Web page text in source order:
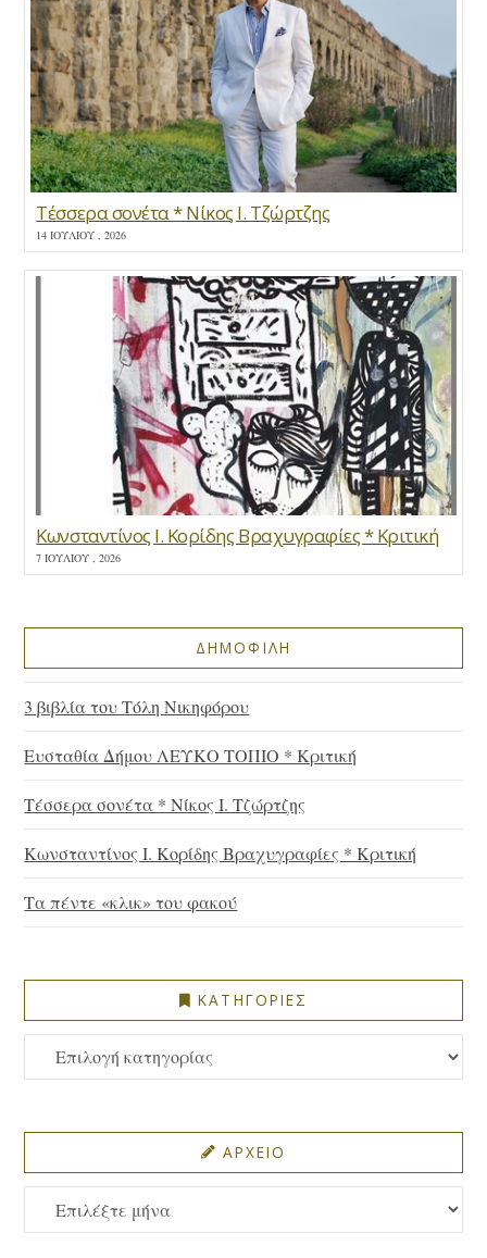
Τέσσερα σονέτα * Νίκος Ι. Τζώρτζης
14 ΙΟΥΛΊΟΥ , 2026
Κωνσταντίνος Ι. Κορίδης Βραχυγραφίες * Κριτική
7 ΙΟΥΛΊΟΥ , 2026
ΔΗΜΟΦΙΛΗ
3 βιβλία του Τόλη Νικηφόρου
Ευσταθία Δήμου ΛΕΥΚΟ ΤΟΠΙΟ * Κριτική
Τέσσερα σονέτα * Νίκος Ι. Τζώρτζης
Κωνσταντίνος Ι. Κορίδης Βραχυγραφίες * Κριτική
Τα πέντε «κλικ» του φακού
ΚΑΤΗΓΟΡΙΕΣ
ΚΑΤΗΓΟΡΙΕΣ
ΑΡΧΕΙΟ
ΑΡΧΕΙΟ